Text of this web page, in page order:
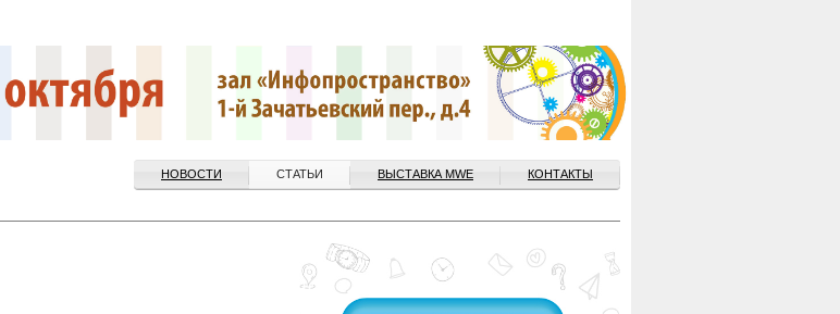
НОВОСТИ СТАТЬИ ВЫСТАВКА MWE КОНТАКТЫ